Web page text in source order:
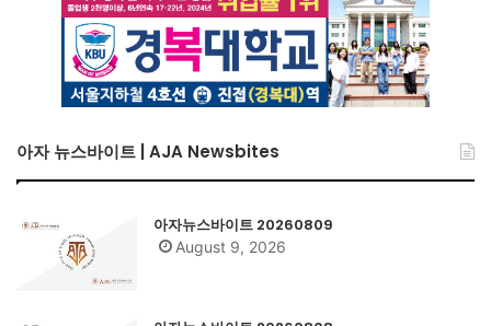
아자 뉴스바이트 | AJA Newsbites
아자뉴스바이트 20260809
August 9, 2026